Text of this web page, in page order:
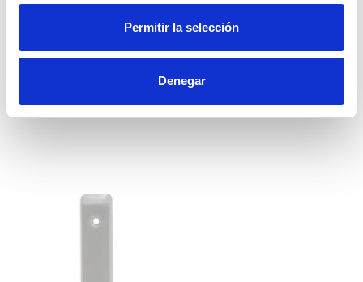
Permitir la selección
Denegar
Escuadra de madera FEPRE haya 250x300mm
5,61€
Accesorios recomendados